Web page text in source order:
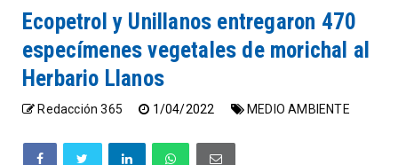
Ecopetrol y Unillanos entregaron 470
especímenes vegetales de morichal al
Herbario Llanos
Redacción 365 1/04/2022 MEDIO AMBIENTE